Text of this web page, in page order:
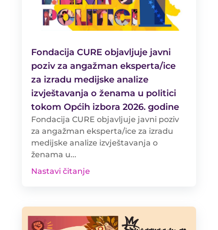
Fondacija CURE objavljuje javni
poziv za angažman eksperta/ice
za izradu medijske analize
izvještavanja o ženama u politici
tokom Općih izbora 2026. godine
Fondacija CURE objavljuje javni poziv
za angažman eksperta/ice za izradu
medijske analize izvještavanja o
ženama u...
Nastavi čitanje